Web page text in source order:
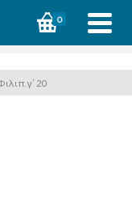
0
20